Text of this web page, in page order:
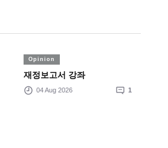
Opinion
재정보고서 강좌
04 Aug 2026 1